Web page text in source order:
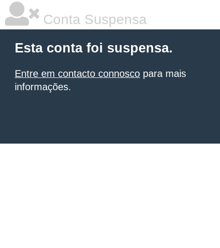
Conta Suspensa
Esta conta foi suspensa.
Entre em contacto connosco para mais
informações.